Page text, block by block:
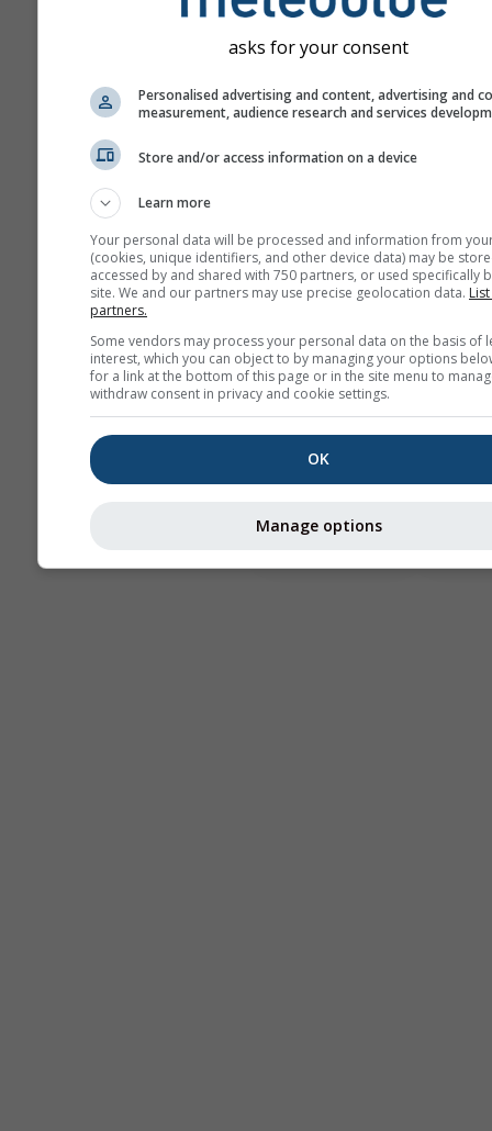
Tahmin „ensemble"
yapılır. Tahminin
başlangıç
fazla model çalıştırılır.
Mevsimlik
Tahmin
Astronomy
Seeing
asks for your consent
Personalised advertising and content, advertising and
measurement, audience research and services
Store and/or access information on a device
Learn more
Your personal data will be processed and information from
(cookies, unique identifiers, and other device data) may be
accessed by and shared with 750 partners, or used specifically
site. We and our partners may use precise geolocation data.
partners.
Some vendors may process your personal data on the basis of
interest, which you can object to by managing your options
for a link at the bottom of this page or in the site menu to
withdraw consent in privacy and cookie settings.
OK
Manage options